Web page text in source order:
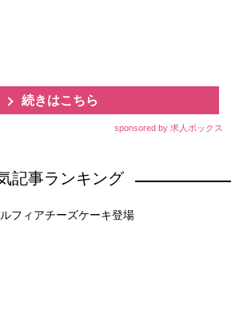
続きはこちら
sponsored by 求人ボックス
記事ランキング
フィアチーズケーキ登場